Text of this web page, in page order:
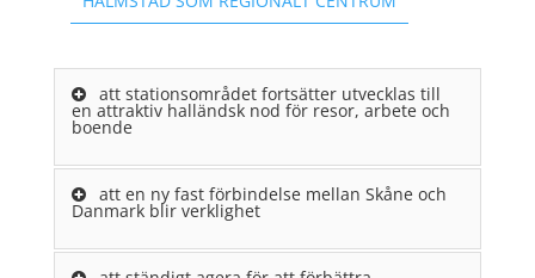
att stationsområdet fortsätter utvecklas till
en attraktiv halländsk nod för resor, arbete och
boende
att en ny fast förbindelse mellan Skåne och
Danmark blir verklighet